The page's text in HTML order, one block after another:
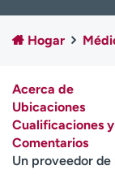
Empleados
Contáctenos
A
y
Hogar
Acerca de
Ubicaciones
Cualificaciones
Comentarios
Un proveedor